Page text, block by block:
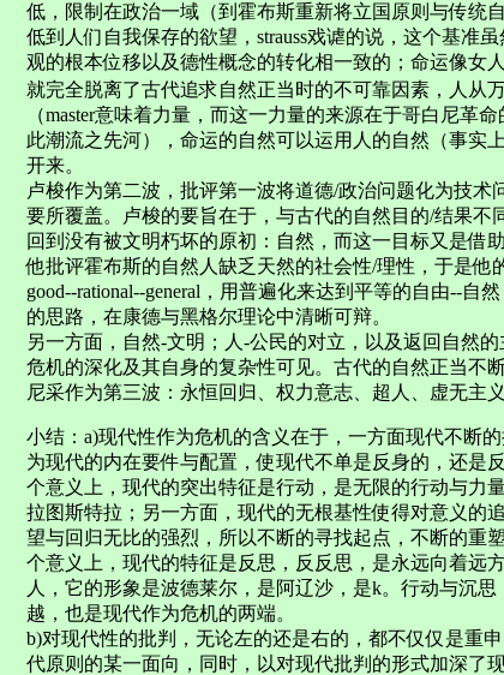
低，限制在政治一域（到霍布斯重新将立国原则与传统
低到人们自我保存的欲望，strauss戏谑的说，这个基准
观的根本位移以及德性概念的转化相一致的；命运像女
就完全脱离了古代追求自然正当时的不可靠因素，人
（master意味着力量，而这一力量的来源在于哥白尼革
此潮流之先河），命运的自然可以运用人的自然（事实
开来。
卢梭作为第二波，批评第一波将道德/政治问题化为技
要所覆盖。卢梭的要旨在于，与古代的自然目的/结果不
回到没有被文明朽坏的原初：自然，而这一目标又是借
他批评霍布斯的自然人缺乏天然的社会性/理性，于是他
good--rational--general，用普遍化来达到平等的自由--自
的思路，在康德与黑格尔理论中清晰可辩。
另一方面，自然-文明；人-公民的对立，以及返回自然
危机的深化及其自身的复杂性可见。古代的自然正当不
尼采作为第三波：永恒回归、权力意志、超人、虚无主
小结：a)现代性作为危机的含义在于，一方面现代不断
为现代的内在要件与配置，使现代不单是反身的，还是
个意义上，现代的突出特征是行动，是无限的行动与力
拉图斯特拉；另一方面，现代的无根基性使得对意义的
望与回归无比的强烈，所以不断的寻找起点，不断的重
个意义上，现代的特征是反思，反反思，是永远向着远
人，它的形象是波德莱尔，是阿辽沙，是k。行动与沉
越，也是现代作为危机的两端。
b)对现代性的批判，无论左的还是右的，都不仅仅是重
代原则的某一面向，同时，以对现代批判的形式加深了